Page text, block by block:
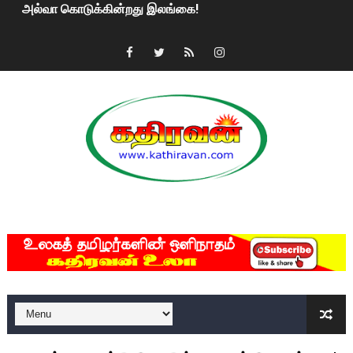
2ஆம் நாள் உக்ரைன் யுத்தம்!! எங்களைத் தனிமையில்
கதிரவன் வாசகர்களுக்கு இனிய பொங்கல் புத்தாண்டு
ரவுடி பேபிக்கு நடந்த தரமான சம்பவம்.. ஆபாச வீடியோக்களால்
காணாமல் போகும் பிள்ளையார்கள்!
யாழில் தமிழின தலைவர் பிரபாகரனின் பிறந்தநாளை
ஏர்போர்ட்டில் உதைத்த நபர் யார், என்ன நடந்தது?: உண்மையை
சீனா இலங்கையிடம் 8 மில்லியன் அமெரிக்க டொலர் நட்டஈடு
01/11/2021 Scotland ல் நடைபெறும் கண்டனப்